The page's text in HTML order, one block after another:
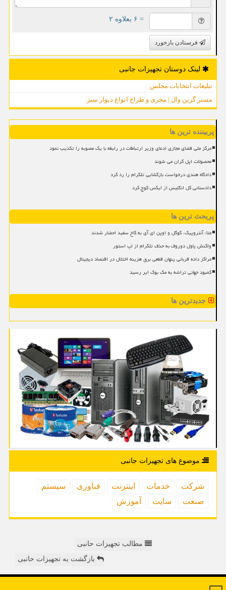
= ۶ بعلاوه ۲
فرستادن بازخورد
لینک دوستان تجهیزات جانبی
تبلیغات انتخابات مجلس
مستر گرین وال | مجری و طراح انواع دیوار سبز
پربیننده ترین ها
مرکز ملی فضای مجازی ادعای وزیر ارتباطات در رابطه با یک مصوبه را تکذیب نمود
محصولات اپل گران می شوند
دادگاه هندی درخواست بازگشایی تلگرام را رد کرد
دادستانی کل انگلیس از ایکس کوچ کرد
پربحث ترین ها
متا، آنتروپیک، گوگل و اوپن ای آی به کاخ سفید احضار شدند
واکنش پاول دوروف به حذف تلگرام از اپ استور
مراکز داده قربانی پنهان قطعی برق هزینه اختلال در اقتصاد دیجیتال
کمبود جهانی تراشه به مک بوک ایر رسید
جدیدترین ها
موضوع های تجهیزات جانبی
شركت خدمات اینترنت فناوری
سیستم
صنعت
سایت آموزش
مطالب تجهیزات حانبی
بازگشت به تجهیزات حانبی